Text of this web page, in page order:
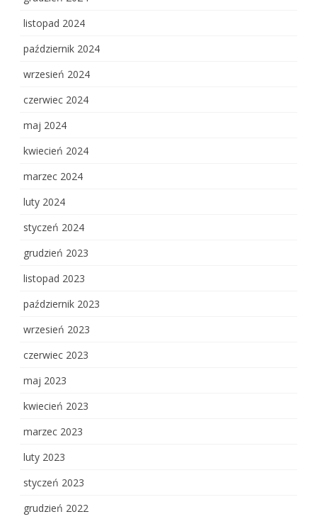
listopad 2024
październik 2024
wrzesień 2024
czerwiec 2024
maj 2024
kwiecień 2024
marzec 2024
luty 2024
styczeń 2024
grudzień 2023
listopad 2023
październik 2023
wrzesień 2023
czerwiec 2023
maj 2023
kwiecień 2023
marzec 2023
luty 2023
styczeń 2023
grudzień 2022